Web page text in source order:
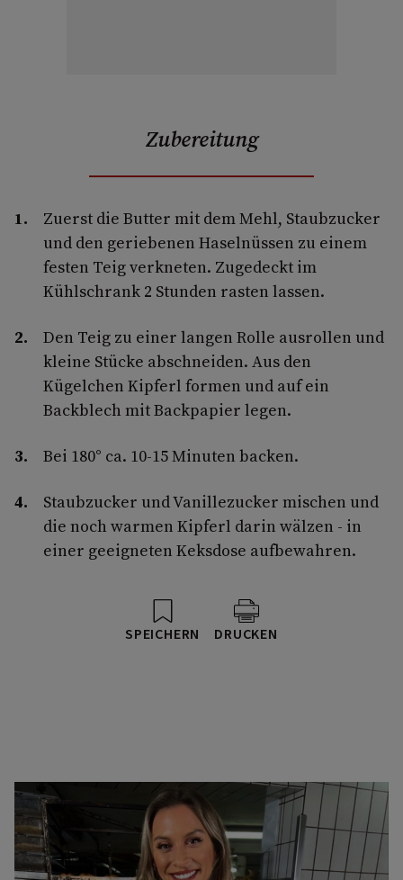
Zubereitung
Zuerst die Butter mit dem Mehl, Staubzucker
und den geriebenen Haselnüssen zu einem
festen Teig verkneten. Zugedeckt im
Kühlschrank 2 Stunden rasten lassen.
Den Teig zu einer langen Rolle ausrollen und
kleine Stücke abschneiden. Aus den
Kügelchen Kipferl formen und auf ein
Backblech mit Backpapier legen.
Bei 180° ca. 10-15 Minuten backen.
Staubzucker und Vanillezucker mischen und
die noch warmen Kipferl darin wälzen - in
einer geeigneten Keksdose aufbewahren.
SPEICHERN DRUCKEN